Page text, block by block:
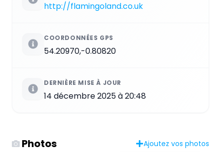
http://flamingoland.co.uk
COORDONNÉES GPS
54.20970,-0.80820
DERNIÈRE MISE À JOUR
14 décembre 2025 à 20:48
Photos Ajoutez vos photos